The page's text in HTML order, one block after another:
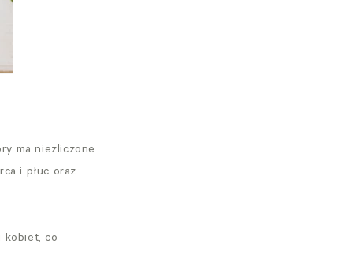
ma niezliczone
i płuc oraz
kobiet, co